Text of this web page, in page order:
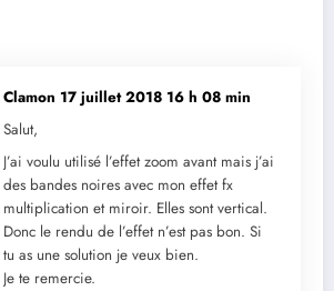
Clamon 17 juillet 2018 16 h 08 min
Salut,
J’ai voulu utilisé l’effet zoom avant mais j’ai
des bandes noires avec mon effet fx
multiplication et miroir. Elles sont vertical.
Donc le rendu de l’effet n’est pas bon. Si
tu as une solution je veux bien.
Je te remercie.